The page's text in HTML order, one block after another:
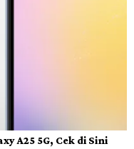
A25 5G, Cek di Sini